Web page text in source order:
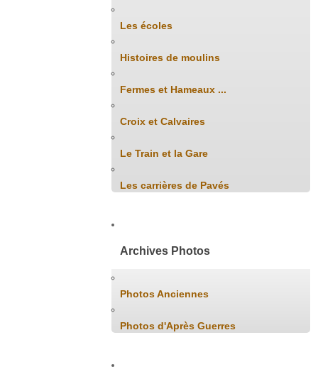
Les écoles
Histoires de moulins
Fermes et Hameaux ...
Croix et Calvaires
Le Train et la Gare
Les carrières de Pavés
Archives Photos
Photos Anciennes
Photos d'Après Guerres